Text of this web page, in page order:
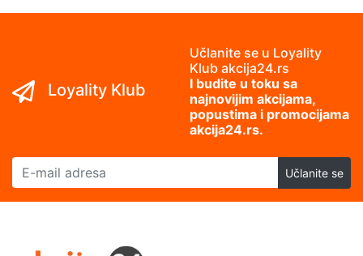
Loyality Klub
Učlanite se u Loyality
Klub akcija24.rs
I budite u toku sa
najnovijim akcijama,
popustima i promocijama
akcija24.rs.
E-mail adresa
Učlanite se